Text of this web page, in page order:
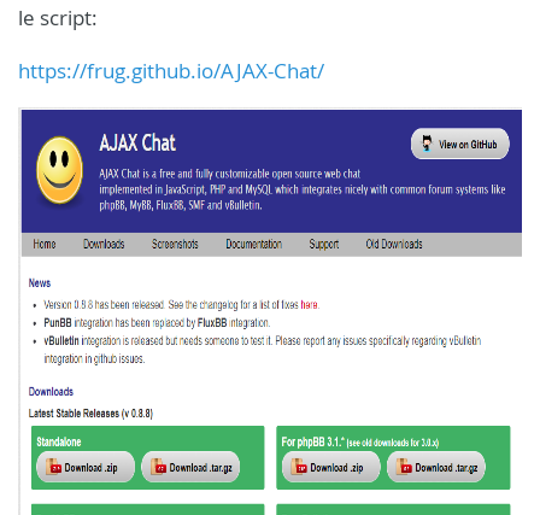
le script:
https://frug.github.io/AJAX-Chat/